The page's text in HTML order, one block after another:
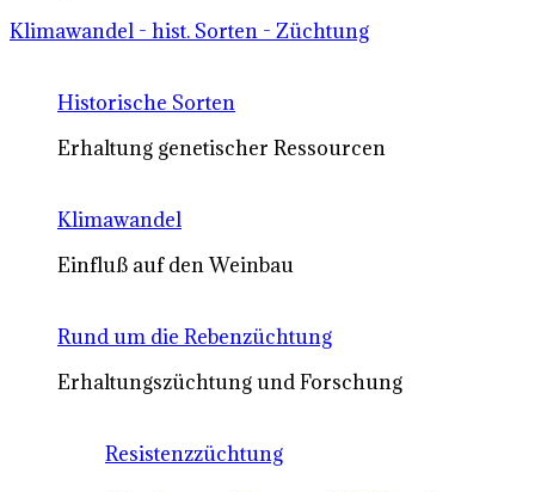
Klimawandel - hist. Sorten - Züchtung
Historische Sorten
Erhaltung genetischer Ressourcen
Klimawandel
Einfluß auf den Weinbau
Rund um die Rebenzüchtung
Erhaltungszüchtung und Forschung
Resistenzzüchtung